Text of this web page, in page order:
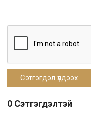
0 Сэтгэгдэлтэй